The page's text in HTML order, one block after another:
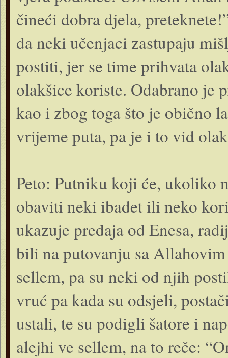
čineći dobra djela,
da neki učenjaci zastupaju
postiti, jer se time prihvata
olakšice koriste. Odabrano je
kao i zbog toga što je obično
vrijeme puta, pa je i to vid
Peto: Putniku koji će, ukoliko
obaviti neki ibadet ili neko
ukazuje predaja od Enesa,
bili na putovanju sa
sellem, pa su neki od njih
vruć pa kada su odsjeli,
ustali, te su podigli šatore i
alejhi ve sellem, na to reče: